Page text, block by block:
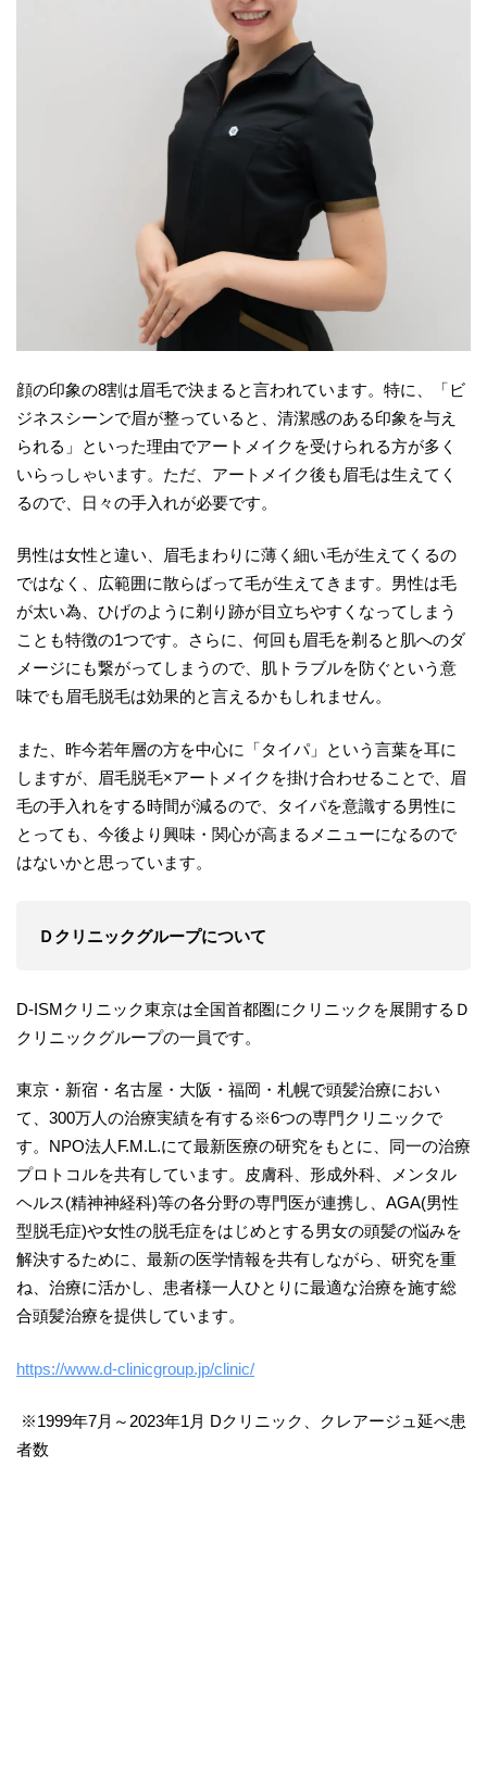
顔の印象の8割は眉毛で決まると言われています。特に、「ビ
ジネスシーンで眉が整っていると、清潔感のある印象を与え
られる」といった理由でアートメイクを受けられる方が多く
いらっしゃいます。ただ、アートメイク後も眉毛は生えてく
るので、日々の手入れが必要です。
男性は女性と違い、眉毛まわりに薄く細い毛が生えてくるの
ではなく、広範囲に散らばって毛が生えてきます。男性は毛
が太い為、ひげのように剃り跡が目立ちやすくなってしまう
ことも特徴の1つです。さらに、何回も眉毛を剃ると肌へのダ
メージにも繋がってしまうので、肌トラブルを防ぐという意
味でも眉毛脱毛は効果的と言えるかもしれません。
また、昨今若年層の方を中心に「タイパ」という言葉を耳に
しますが、眉毛脱毛×アートメイクを掛け合わせることで、眉
毛の手入れをする時間が減るので、タイパを意識する男性に
とっても、今後より興味・関心が高まるメニューになるので
はないかと思っています。
Ｄクリニックグループについて
D-ISMクリニック東京は全国首都圏にクリニックを展開するＤ
クリニックグループの一員です。
東京・新宿・名古屋・大阪・福岡・札幌で頭髪治療におい
て、300万人の治療実績を有する※6つの専門クリニックで
す。NPO法人F.M.L.にて最新医療の研究をもとに、同一の治療
プロトコルを共有しています。皮膚科、形成外科、メンタル
ヘルス(精神神経科)等の各分野の専門医が連携し、AGA(男性
型脱毛症)や女性の脱毛症をはじめとする男女の頭髪の悩みを
解決するために、最新の医学情報を共有しながら、研究を重
ね、治療に活かし、患者様一人ひとりに最適な治療を施す総
合頭髪治療を提供しています。
https://www.d-clinicgroup.jp/clinic/
※1999年7月～2023年1月 Dクリニック、クレアージュ延べ患
者数